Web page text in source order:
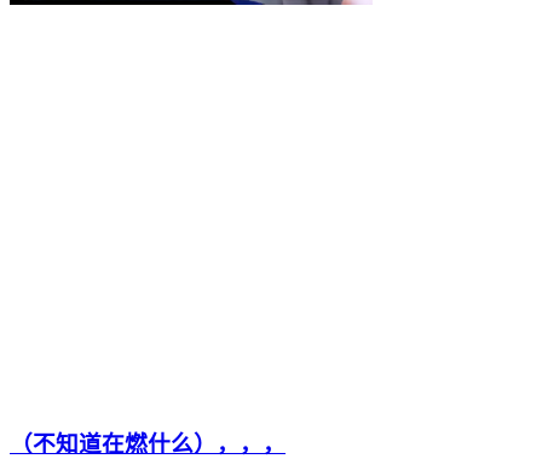
（不知道在燃什么），，，